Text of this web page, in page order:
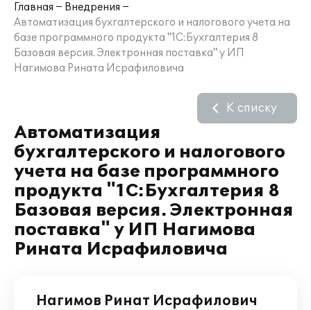
Главная
Внедрения
Автоматизация бухгалтерского и налогового учета на
базе программного продукта "1С:Бухгалтерия 8
Базовая версия. Электронная поставка" у ИП
Нагимова Рината Исрафиловича
Автоматизация
бухгалтерского и налогового
учета на базе программного
продукта "1С:Бухгалтерия 8
Базовая версия. Электронная
поставка" у ИП Нагимова
Рината Исрафиловича
К списку
Нагимов Ринат Исрафилович